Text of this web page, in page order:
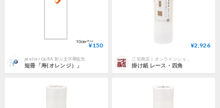
¥150
atelier GuRA 彩り文字®販売
短冊「寿(オレンジ）」
¥2,926
掛け紙 レース・四角